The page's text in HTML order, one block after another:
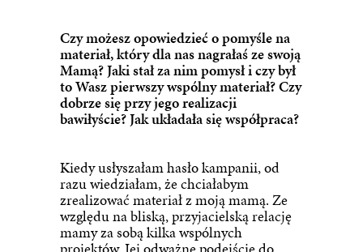
Czy możesz opowiedzieć o pomyśle na
materiał, który dla nas nagrałaś ze swoją
Mamą? Jaki stał za nim pomysł i czy był
to Wasz pierwszy wspólny materiał? Czy
dobrze się przy jego realizacji
bawiłyście? Jak układała się współpraca?
Kiedy usłyszałam hasło kampanii, od
razu wiedziałam, że chciałabym
zrealizować materiał z moją mamą. Ze
względu na bliską, przyjacielską relację
mamy za sobą kilka wspólnych